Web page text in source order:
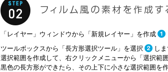
「レイヤー」ウィンドウから「新規レイヤー」を作成
ツールボックスから「長方形選択ツール」を選択
し
選択範囲を作成して、右クリックメニューから「選択範
黒色の長方形ができたら、その上下に小さな選択範囲を